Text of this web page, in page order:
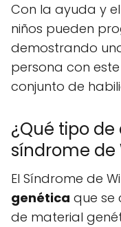
Con la ayuda y
niños pueden
demostrando
persona con
conjunto de
¿Qué tipo
síndrome de
El Síndrome de
genética que se
de material